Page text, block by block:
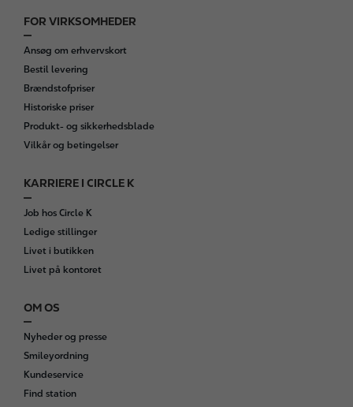
FOR VIRKSOMHEDER
Ansøg om erhvervskort
Bestil levering
Brændstofpriser
Historiske priser
Produkt- og sikkerhedsblade
Vilkår og betingelser
KARRIERE I CIRCLE K
Job hos Circle K
Ledige stillinger
Livet i butikken
Livet på kontoret
OM OS
Nyheder og presse
Smileyordning
Kundeservice
Find station